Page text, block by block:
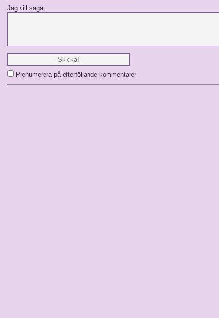
Jag vill säga:
Prenumerera på efterföljande kommentarer